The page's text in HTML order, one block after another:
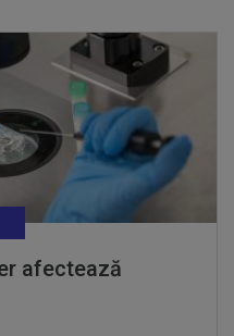
afectează